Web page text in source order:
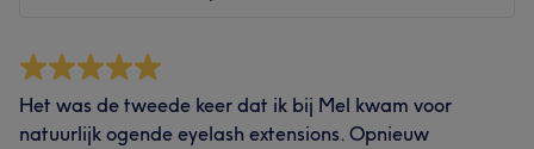
Het was de tweede keer dat ik bij Mel kwam voor
natuurlijk ogende eyelash extensions. Opnieuw